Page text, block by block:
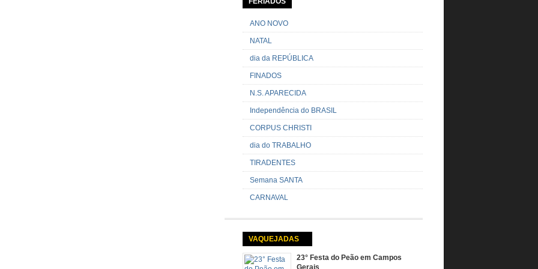
passando pela cidade e visitando a casa das pessoas,
onde são entoadas profecias […]
ANO NOVO
NATAL
dia da REPÚBLICA
FINADOS
N.S. APARECIDA
Independência do BRASIL
CORPUS CHRISTI
dia do TRABALHO
TIRADENTES
Semana SANTA
CARNAVAL
VAQUEJADAS
23° Festa do Peão em Campos
Gerais